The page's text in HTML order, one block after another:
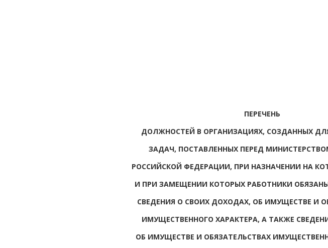
ПЕРЕЧЕНЬ
ДОЛЖНОСТЕЙ В ОРГАНИЗАЦИЯХ, СОЗДАННЫХ
ЗАДАЧ, ПОСТАВЛЕННЫХ ПЕРЕД
РОССИЙСКОЙ ФЕДЕРАЦИИ, ПРИ НАЗНАЧЕНИИ НА
И ПРИ ЗАМЕЩЕНИИ КОТОРЫХ РАБОТНИКИ
СВЕДЕНИЯ О СВОИХ ДОХОДАХ, ОБ ИМУЩЕСТВЕ И
ИМУЩЕСТВЕННОГО ХАРАКТЕРА, А ТАКЖЕ
ОБ ИМУЩЕСТВЕ И ОБЯЗАТЕЛЬСТВАХ